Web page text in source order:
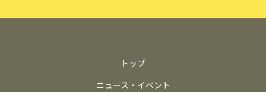
トップ
ニュース・イベント